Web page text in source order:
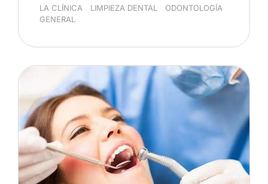
LA CLÍNICA LIMPIEZA DENTAL
ODONTOLOGÍA
GENERAL